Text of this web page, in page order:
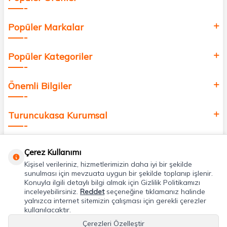
Popüler Markalar
Popüler Kategoriler
Önemli Bilgiler
Turuncukasa Kurumsal
Uygulamalarımız
Adres & İletişim
Çerez Kullanımı
Kişisel verileriniz, hizmetlerimizin daha iyi bir şekilde
sunulması için mevzuata uygun bir şekilde toplanıp işlenir.
Konuyla ilgili detaylı bilgi almak için Gizlilik Politikamızı
inceleyebilirsiniz. Reddetseçeneğine tıklamanız halinde
yalnızca internet sitemizin çalışması için gerekli çerezler
kullanılacaktır.
Çerezleri Özelleştir